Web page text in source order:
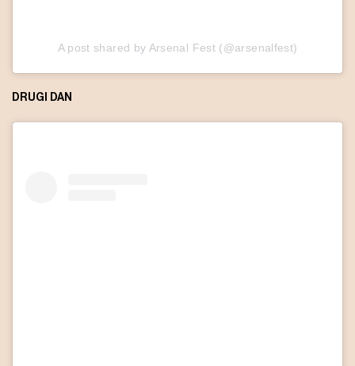
A post shared by Arsenal Fest (@arsenalfest)
DRUGI DAN